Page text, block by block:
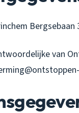
Bergsebaan
van